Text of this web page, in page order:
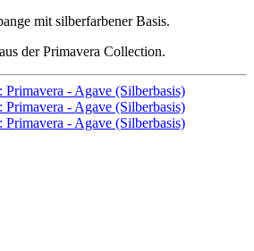
mit silberfarbener Basis.
der Primavera Collection.